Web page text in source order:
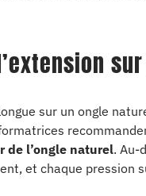
sur un ongle
de l’ongle naturel. Au-
et chaque pression